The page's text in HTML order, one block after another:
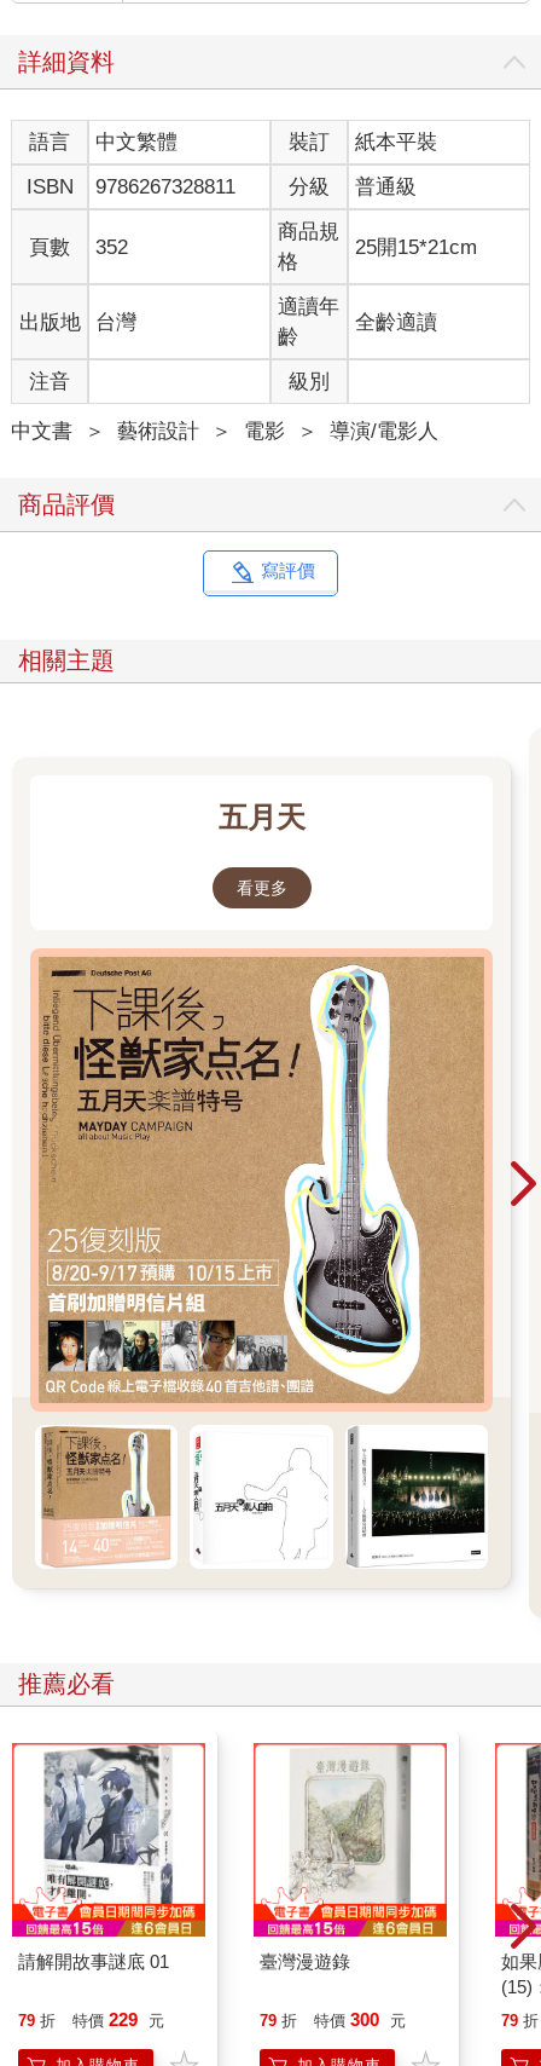
詳細資料
語言 中文繁體 裝訂
紙本平裝
ISBN
9786267328811 分級 普通級
頁數 352
商品規
格
25開15*21cm
出版地 台灣
適讀年
齡
全齡適讀
注音 級別
中文書 ＞ 藝術設計 ＞ 電影 ＞ 導演/電影人
商品評價
寫評價
相關主題
五月天
看更多
推薦必看
請解開故事謎底 01
79 折 特價 229 元
臺灣漫遊錄
79 折 特價 300 元
如
(15)
貓
79 折